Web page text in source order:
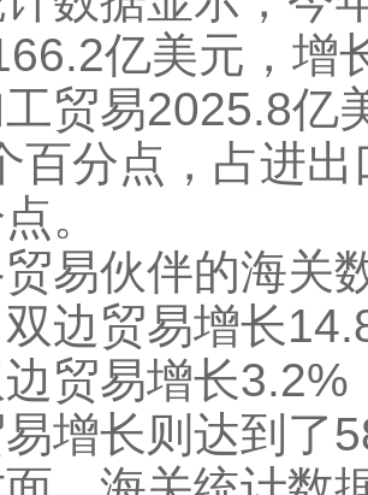
亿美元，增
贸易2025.8亿
百分点，占进
。
易伙伴的海关
双边贸易增长
贸易增长
增长则达到了